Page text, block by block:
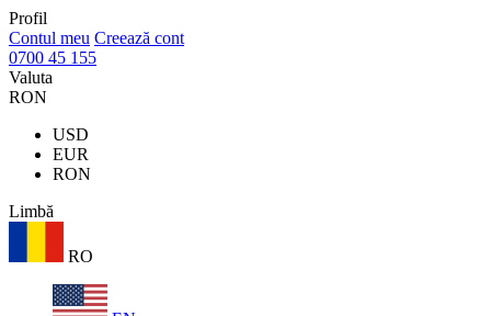
Profil
Contul meu Creează cont
0700 45 155
Valuta
RON
USD
EUR
RON
Limbă
RO